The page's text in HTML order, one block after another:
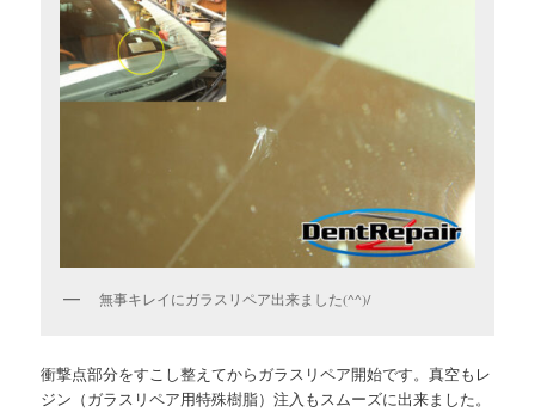
無事キレイにガラスリペア出来ました(^^)/
衝撃点部分をすこし整えてからガラスリペア開始です。真空もレ
ジン（ガラスリペア用特殊樹脂）注入もスムーズに出来ました。